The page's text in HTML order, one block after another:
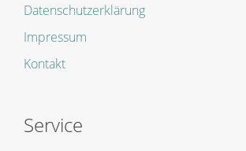
Datenschutzerklärung
Impressum
Kontakt
Service